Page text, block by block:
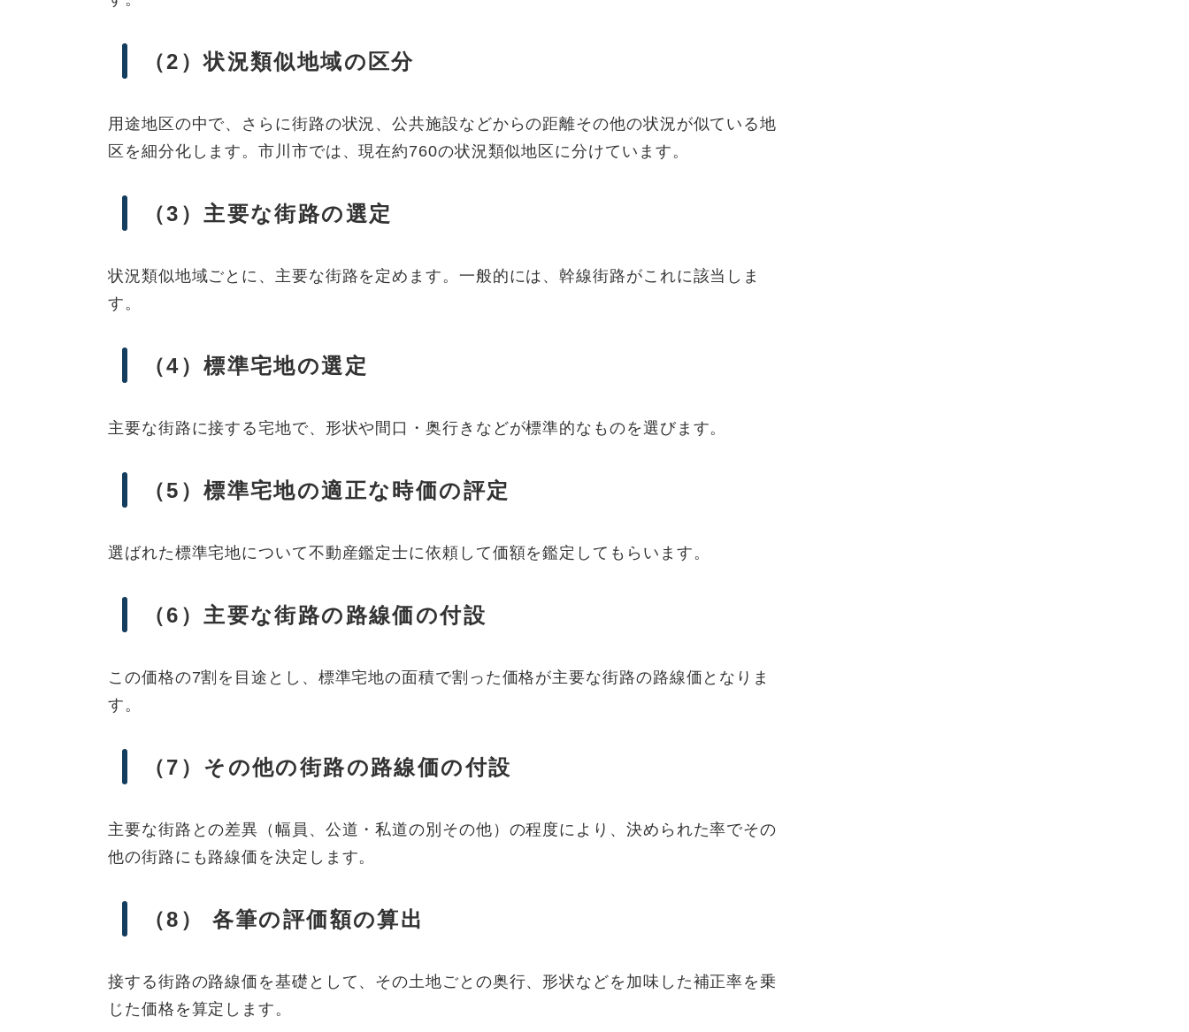
（2）状況類似地域の区分
用途地区の中で、さらに街路の状況、公共施設などからの距離その他の状況が似ている地
区を細分化します。市川市では、現在約760の状況類似地区に分けています。
（3）主要な街路の選定
状況類似地域ごとに、主要な街路を定めます。一般的には、幹線街路がこれに該当しま
す。
（4）標準宅地の選定
主要な街路に接する宅地で、形状や間口・奥行きなどが標準的なものを選びます。
（5）標準宅地の適正な時価の評定
選ばれた標準宅地について不動産鑑定士に依頼して価額を鑑定してもらいます。
（6）主要な街路の路線価の付設
この価格の7割を目途とし、標準宅地の面積で割った価格が主要な街路の路線価となりま
す。
（7）その他の街路の路線価の付設
主要な街路との差異（幅員、公道・私道の別その他）の程度により、決められた率でその
他の街路にも路線価を決定します。
（8） 各筆の評価額の算出
接する街路の路線価を基礎として、その土地ごとの奥行、形状などを加味した補正率を乗
じた価格を算定します。